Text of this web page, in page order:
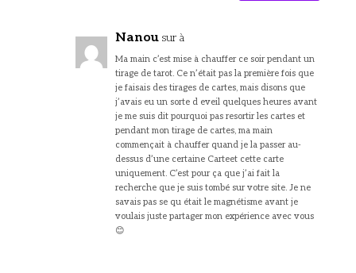
Nanou sur à
Ma main c’est mise à chauffer ce soir pendant un
tirage de tarot. Ce n’était pas la première fois que
je faisais des tirages de cartes, mais disons que
j’avais eu un sorte d eveil quelques heures avant
je me suis dit pourquoi pas resortir les cartes et
pendant mon tirage de cartes, ma main
commençait à chauffer quand je la passer au-
dessus d’une certaine Carteet cette carte
uniquement. C’est pour ça que j’ai fait la
recherche que je suis tombé sur votre site. Je ne
savais pas se qu était le magnétisme avant je
voulais juste partager mon expérience avec vous
😊